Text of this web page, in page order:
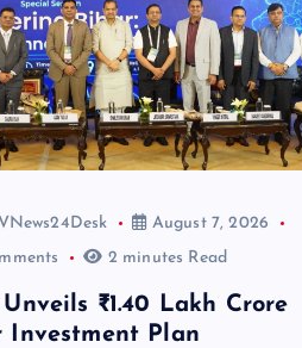
August 7, 2026
2 minutes Read
₹1.40 Lakh Crore
Investment Plan